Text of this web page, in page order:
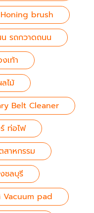
brush
รถกวาดถนน
เท้า
ไม้
Belt Cleaner
ท่อไฟ
าหกรรม
ชลบุรี
pad